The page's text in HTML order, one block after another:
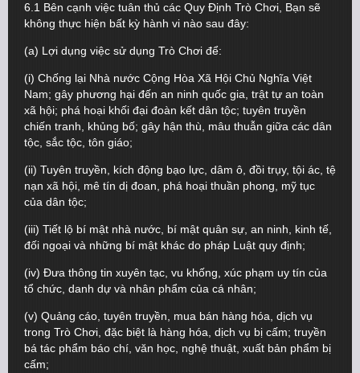
6.1 Bên cạnh việc tuân thủ các Quy Định Trò Chơi, Bạn sẽ
không thực hiện bất kỳ hành vi nào sau đây:
(a) Lợi dụng việc sử dụng Trò Chơi để:
(i) Chống lại Nhà nước Cộng Hòa Xã Hội Chủ Nghĩa Việt
Nam; gây phương hại đến an ninh quốc gia, trật tự an toàn
xã hội; phá hoại khối đại đoàn kết dân tộc; tuyên truyền
chiến tranh, khủng bố; gây hận thù, mâu thuẫn giữa các dân
tộc, sắc tộc, tôn giáo;
(ii) Tuyên truyền, kích động bạo lực, dâm ô, đồi trụy, tội ác, tệ
nạn xã hội, mê tín dị đoan, phá hoại thuần phong, mỹ tục
của dân tộc;
(iii) Tiết lộ bí mật nhà nước, bí mật quân sự, an ninh, kinh tế,
đối ngoại và những bí mật khác do pháp Luật quy định;
(iv) Đưa thông tin xuyên tạc, vu khống, xúc phạm uy tín của
tổ chức, danh dự và nhân phẩm của cá nhân;
(v) Quảng cáo, tuyên truyền, mua bán hàng hóa, dịch vụ
trong Trò Chơi, đặc biệt là hàng hóa, dịch vụ bị cấm; truyền
bá tác phẩm báo chí, văn học, nghệ thuật, xuất bản phẩm bị
cấm;